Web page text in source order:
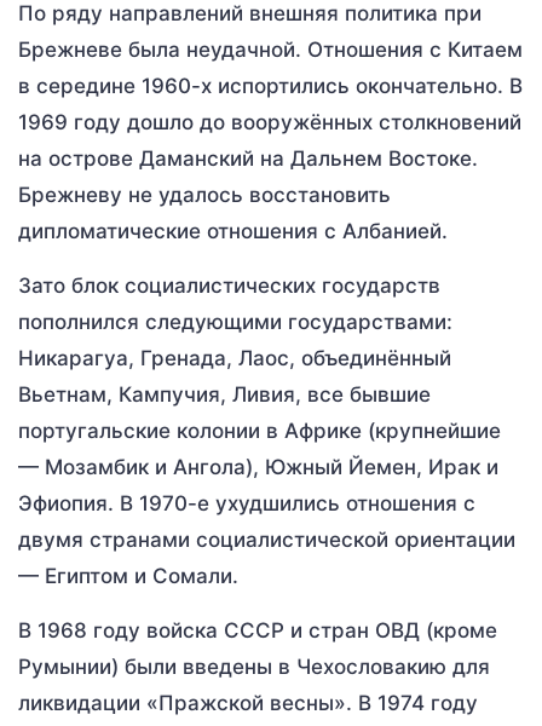
По ряду направлений внешняя политика при
Брежневе была неудачной. Отношения с Китаем
в середине 1960-х испортились окончательно. В
1969 году дошло до вооружённых столкновений
на острове Даманский на Дальнем Востоке.
Брежневу не удалось восстановить
дипломатические отношения с Албанией.
Зато блок социалистических государств
пополнился следующими государствами:
Никарагуа, Гренада, Лаос, объединённый
Вьетнам, Кампучия, Ливия, все бывшие
португальские колонии в Африке (крупнейшие
— Мозамбик и Ангола), Южный Йемен, Ирак и
Эфиопия. В 1970-е ухудшились отношения с
двумя странами социалистической ориентации
— Египтом и Сомали.
В 1968 году войска СССР и стран ОВД (кроме
Румынии) были введены в Чехословакию для
ликвидации «Пражской весны». В 1974 году